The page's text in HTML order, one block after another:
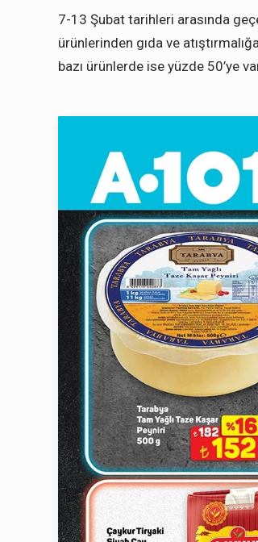
7-13 Şubat tarihleri arasında
ürünlerinden gıda ve
bazı ürünlerde ise yüzde 50’ye